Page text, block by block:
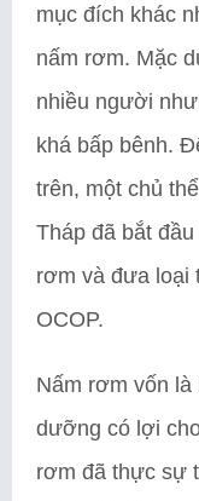
mục đích khác
nấm rơm. Mặc
nhiều người
khá bấp bênh.
trên, một chủ
Tháp đã bắt
rơm và đưa loại
OCOP.
Nấm rơm vốn là
dưỡng có lợi
rơm đã thực sự